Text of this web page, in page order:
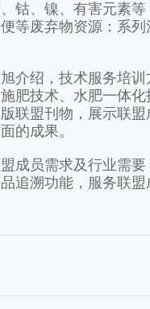
钴、镍、有害元素
等废弃物资源：系
绍，技术服务培训
肥技术、水肥一体
联盟刊物，展示联
的成果。
员需求及行业需要
追溯功能，服务联盟